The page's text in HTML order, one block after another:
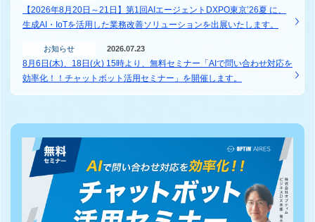
【2026年8月20日～21日】第1回AIエージェントDXPO東京’26夏 に、
生成AI・IoTを活用した業務改善ソリューションを出展いたします。
お知らせ 2026.07.23
8月6日(木)、18日(火) 15時より、無料セミナー「AIで問い合わせ対応を
効率化！！チャットボット活用セミナー」を開催します。